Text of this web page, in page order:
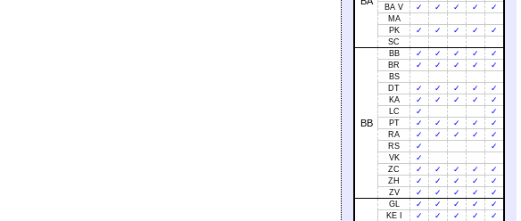
BA V
✓ ✓ ✓ ✓
✓
MA
PK
✓ ✓ ✓ ✓
✓
SC
BB
BB ✓ ✓ ✓ ✓
✓
BR
✓ ✓ ✓ ✓
✓
BS
DT
✓ ✓ ✓ ✓
✓
KA
✓ ✓ ✓ ✓
✓
LC
✓
✓
PT
✓ ✓ ✓ ✓
✓
RA
✓ ✓ ✓ ✓
✓
RS
✓
✓
VK
✓
ZC
✓ ✓ ✓ ✓
✓
ZH
✓ ✓ ✓ ✓
✓
ZV
✓ ✓ ✓ ✓ ✓
GL ✓ ✓ ✓ ✓
✓
KE I
✓ ✓ ✓ ✓
✓